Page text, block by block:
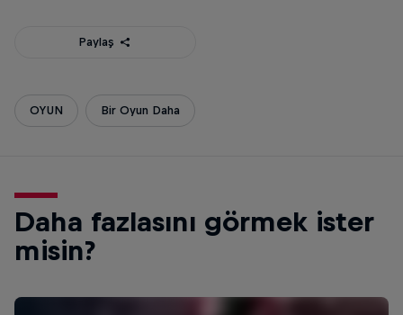
Paylaş
OYUN Bir Oyun Daha
Daha fazlasını görmek ister
misin?